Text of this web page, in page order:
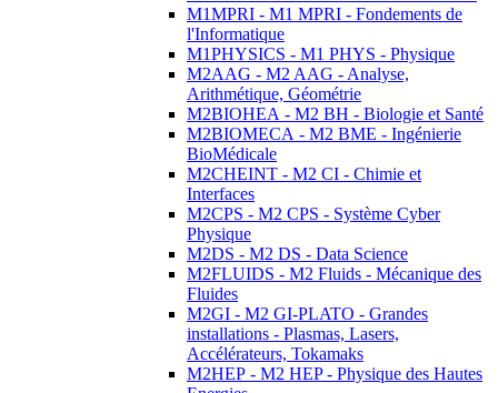
M1MPRI - M1 MPRI - Fondements de
l'Informatique
M1PHYSICS - M1 PHYS - Physique
M2AAG - M2 AAG - Analyse,
Arithmétique, Géométrie
M2BIOHEA - M2 BH - Biologie et Santé
M2BIOMECA - M2 BME - Ingénierie
BioMédicale
M2CHEINT - M2 CI - Chimie et
Interfaces
M2CPS - M2 CPS - Système Cyber
Physique
M2DS - M2 DS - Data Science
M2FLUIDS - M2 Fluids - Mécanique des
Fluides
M2GI - M2 GI-PLATO - Grandes
installations - Plasmas, Lasers,
Accélérateurs, Tokamaks
M2HEP - M2 HEP - Physique des Hautes